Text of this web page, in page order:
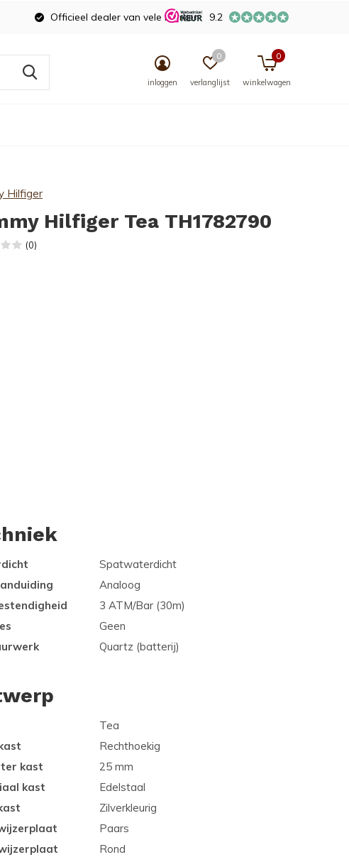
inloggen verlanglijst
0
winkelwagen
0
Officieel dealer van vele merken 9.2
Hilfiger
Hilfiger Tea TH1782790
(0)
Spatwaterdicht
Analoog
3 ATM/Bar (30m)
Geen
Quartz (batterij)
Tea
Rechthoekig
kast
25 mm
kast
Edelstaal
Zilverkleurig
Paars
Rond